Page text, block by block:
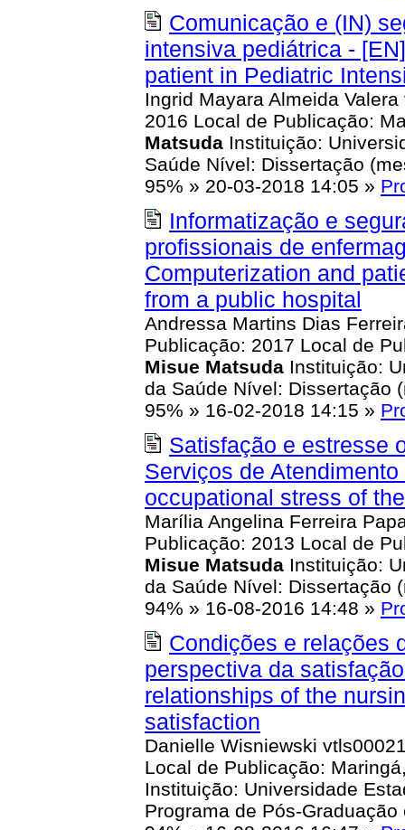
Comunicação e (IN)
intensiva pediátrica -
patient in Pediatric
Ingrid Mayara Almeida
2016 Local de Publicação:
Matsuda Instituição:
Saúde Nível: Dissertação
95% » 20-03-2018 14:05 »
Informatização e
profissionais de
Computerization and
from a public hospital
Andressa Martins Dias
Publicação: 2017 Local de
Misue Matsuda Instituição:
da Saúde Nível: Dissertação
95% » 16-02-2018 14:15 »
Satisfação e estresse
Serviços de
occupational stress of
Marília Angelina Ferreira
Publicação: 2013 Local de
Misue Matsuda Instituição:
da Saúde Nível: Dissertação
94% » 16-08-2016 14:48 »
Condições e relações
perspectiva da
relationships of the
satisfaction
Danielle Wisniewski
Local de Publicação:
Instituição: Universidade
Programa de Pós-